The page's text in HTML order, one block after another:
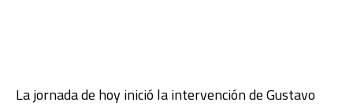
La jornada de hoy inició la intervención de Gustavo